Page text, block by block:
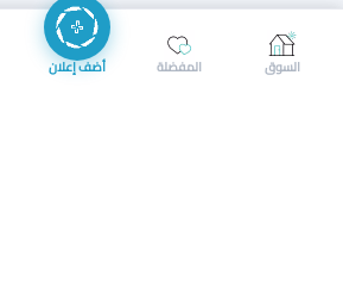
إرسال رسالة
أضف إعلان المفضلة السوق